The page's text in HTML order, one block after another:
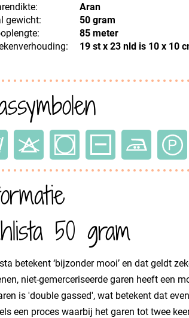
Aran
gewicht:
50 gram
85 meter
19 st x 23 nld is 10 x 10
50 gram
betekent ‘bijzonder mooi’ en dat geldt
niet-gemerceriseerde garen heeft een
is 'double gassed', wat betekent dat
een proces waarbij het garen tot twee